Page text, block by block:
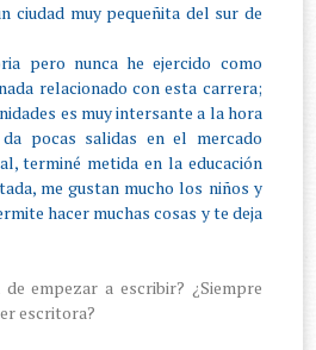
ciudad muy pequeñita del sur de
pero nunca he ejercido como
relacionado con esta carrera;
es muy intersante a la hora
pocas salidas en el mercado
terminé metida en la educación
me gustan mucho los niños y
hacer muchas cosas y te deja
empezar a escribir? ¿Siempre
escritora?